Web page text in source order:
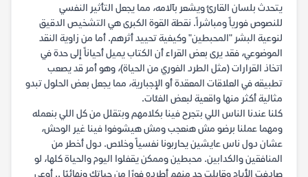
يتحدث بلسان القارئ ويشعر بآلامه، مما يجعل التأثير النفسي
للنصوص فورياً ومباشراً. نقطة القوة الكبرى هي التشخيص الدقيق
لنوعية البشر "المحبطين" وكيفية تحييد أثرهم. أما من زاوية النقد
الموضوعي، فقد يرى بعض القراء أن الكتاب يميل أحياناً إلى حدة في
اتخاذ القرارات (مثل الطرد الفوري من الحياة)، وهو أمر قد يصعب
تطبيقه في العلاقات المعقدة أو الإجبارية، مما يجعل بعض الحلول تبدو
مثالية أكثر منها واقعية لبعض الفئات.
كلنا عندنا الناس اللي بتجرح فينا بكلامهم وبتقلل من كل اللي بنعمله
ومهما عملنا برضو مش هنعجب ومش هيشوفوا فينا غير الوحش،
عشان دول ناس عايشين يحاربونا نفسياً وخلاص. دول أخطر من
المنافقين والكدابين. محبطين وممكن يقفلوا اليوم والحياة كلها، لو
صادفت الأيام وقابلت حد منهم أطرده فورًا من حياتك ونهائيًا .. أوعي